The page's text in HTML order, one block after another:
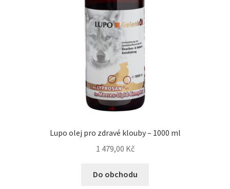
Lupo olej pro zdravé klouby – 1000 ml
1 479,00 Kč
Do obchodu